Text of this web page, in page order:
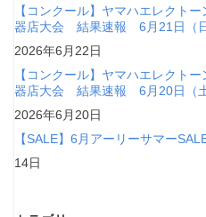
【コンクール】ヤマハエレクト
器店大会 結果速報 6月21日（日
2026年6月22日
【コンクール】ヤマハエレクト
器店大会 結果速報 6月20日（土
2026年6月20日
【SALE】6月アーリーサマー
14日